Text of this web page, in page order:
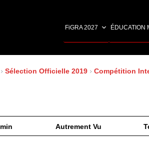
FiGRA 2027 ÉDUCATION
› Sélection Officielle 2019 › Compétition
Autrement Vu